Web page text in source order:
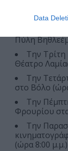
Data
Πύλη
Την
Θέατρο
Την
στο Βόλο
Την
Φρουρίου
Την
(ώρα 8:00 μ.μ.)